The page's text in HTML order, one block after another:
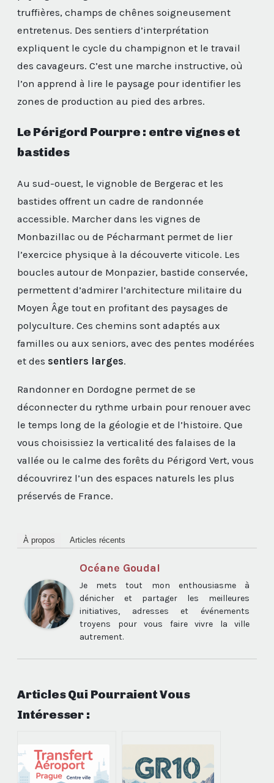
truffières, champs de chênes soigneusement
entretenus. Des sentiers d’interprétation
expliquent le cycle du champignon et le travail
des cavageurs. C’est une marche instructive, où
l’on apprend à lire le paysage pour identifier les
zones de production au pied des arbres.
Le Périgord Pourpre : entre vignes et
bastides
Au sud-ouest, le vignoble de Bergerac et les
bastides offrent un cadre de randonnée
accessible. Marcher dans les vignes de
Monbazillac ou de Pécharmant permet de lier
l’exercice physique à la découverte viticole. Les
boucles autour de Monpazier, bastide conservée,
permettent d’admirer l’architecture militaire du
Moyen Âge tout en profitant des paysages de
polyculture. Ces chemins sont adaptés aux
familles ou aux seniors, avec des pentes modérées
et des sentiers larges.
Randonner en Dordogne permet de se
déconnecter du rythme urbain pour renouer avec
le temps long de la géologie et de l’histoire. Que
vous choisissiez la verticalité des falaises de la
vallée ou le calme des forêts du Périgord Vert, vous
découvrirez l’un des espaces naturels les plus
préservés de France.
À propos Articles récents
Océane Goudal
Je mets tout mon enthousiasme à
dénicher et partager les meilleures
initiatives, adresses et événements
troyens pour vous faire vivre la ville
autrement.
Articles Qui Pourraient Vous
Intéresser :